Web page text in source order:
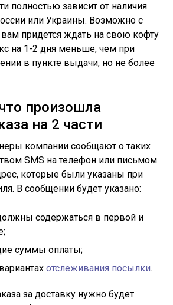
полностью зависит от наличия
или Украины. Возможно с
придется ждать на свою кофту
на 1-2 дня меньше, чем при
в пункте выдачи, но не более
произошла
на 2 части
компании сообщают о таких
SMS на телефон или письмом
которые были указаны при
В сообщении будет указано:
содержаться в первой и
суммы оплаты;
отслеживания посылки.
за доставку нужно будет